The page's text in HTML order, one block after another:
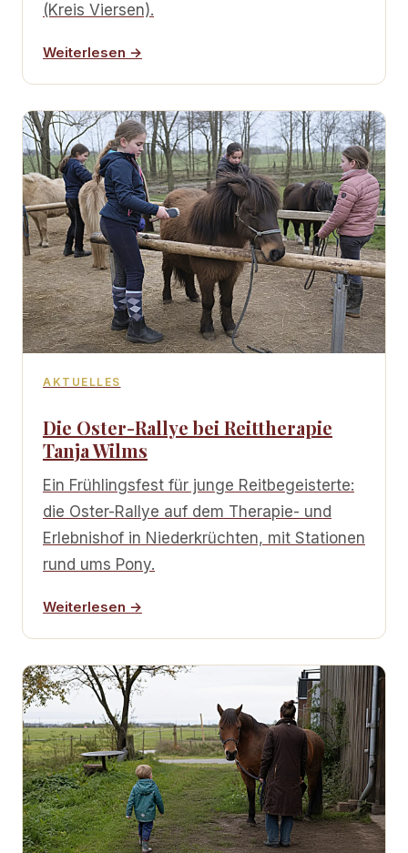
(Kreis Viersen).
Weiterlesen →
AKTUELLES
Die Oster-Rallye bei Reittherapie
Tanja Wilms
Ein Frühlingsfest für junge Reitbegeisterte:
die Oster-Rallye auf dem Therapie- und
Erlebnishof in Niederkrüchten, mit Stationen
rund ums Pony.
Weiterlesen →